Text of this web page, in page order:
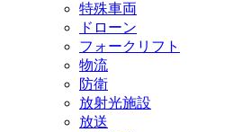
特殊車両
ドローン
フォークリフト
物流
防衛
放射光施設
放送